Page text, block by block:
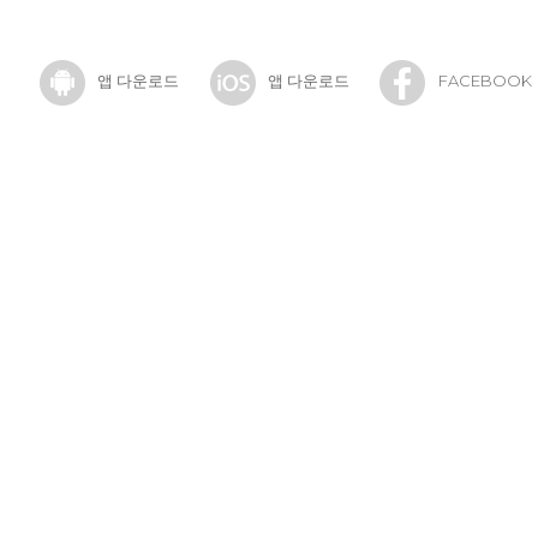
앱 다운로드 앱 다운로드 FACEBOOK